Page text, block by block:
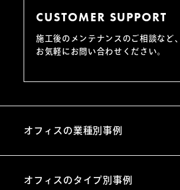
CUSTOMER SUPPORT
施工後のメンテナンスのご相談など、
お気軽にお問い合わせください。
オフィスの業種別事例
オフィスのタイプ別事例